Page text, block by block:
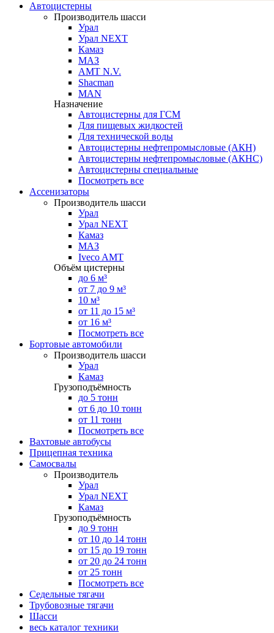
Автоцистерны
Производитель шасси
Урал
Урал NEXT
Камаз
МАЗ
AMT N.V.
Shacman
MAN
Назначение
Автоцистерны для ГСМ
Для пищевых жидкостей
Для технической воды
Автоцистерны нефтепромысловые (АКН)
Автоцистерны нефтепромысловые (АКНС)
Автоцистерны специальные
Посмотреть все
Ассенизаторы
Производитель шасси
Урал
Урал NEXT
Камаз
МАЗ
Iveco AMT
Объём цистерны
до 6 м³
от 7 до 9 м³
10 м³
от 11 до 15 м³
от 16 м³
Посмотреть все
Бортовые автомобили
Производитель шасси
Урал
Камаз
Грузоподъёмность
до 5 тонн
от 6 до 10 тонн
от 11 тонн
Посмотреть все
Вахтовые автобусы
Прицепная техника
Самосвалы
Производитель
Урал
Урал NEXT
Камаз
Грузоподъёмность
до 9 тонн
от 10 до 14 тонн
от 15 до 19 тонн
от 20 до 24 тонн
от 25 тонн
Посмотреть все
Седельные тягачи
Трубовозные тягачи
Шасси
весь каталог техники